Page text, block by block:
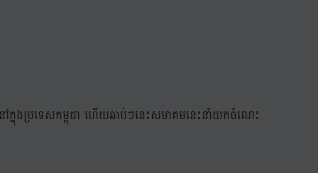
ក្នុងប្រទេសកម្ពុជា ហើយឆាប់ៗនេះសមាគមនេះនាំយកចំណេះ